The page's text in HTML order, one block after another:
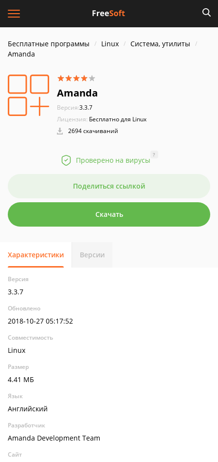
Бесплатные программы Linux
Система, утилиты
Amanda
Amanda
Версия:3.3.7
Лицензия: Бесплатно для Linux
2694 скачиваний
Проверено на вирусы
?
Поделиться ссылкой
Скачать
Характеристики Версии
Версия
3.3.7
Обновлено
2018-10-27 05:17:52
Совместимость
Linux
Размер
4.41 МБ
Язык
Английский
Разработчик
Amanda Development Team
Сайт